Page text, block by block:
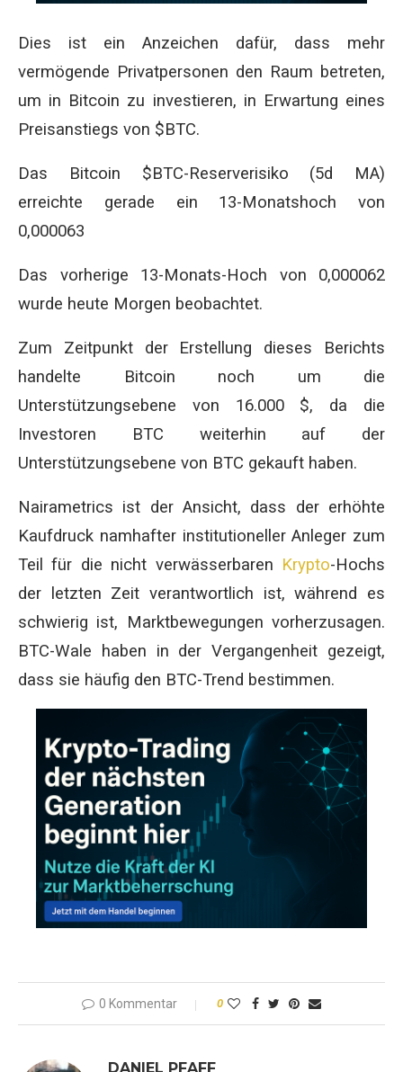
Dies ist ein Anzeichen dafür, dass mehr
vermögende Privatpersonen den Raum betreten,
um in Bitcoin zu investieren, in Erwartung eines
Preisanstiegs von $BTC.
Das Bitcoin $BTC-Reserverisiko (5d MA)
erreichte gerade ein 13-Monatshoch von
0,000063
Das vorherige 13-Monats-Hoch von 0,000062
wurde heute Morgen beobachtet.
Zum Zeitpunkt der Erstellung dieses Berichts
handelte Bitcoin noch um die
Unterstützungsebene von 16.000 $, da die
Investoren BTC weiterhin auf der
Unterstützungsebene von BTC gekauft haben.
Nairametrics ist der Ansicht, dass der erhöhte
Kaufdruck namhafter institutioneller Anleger zum
Teil für die nicht verwässerbaren Krypto-Hochs
der letzten Zeit verantwortlich ist, während es
schwierig ist, Marktbewegungen vorherzusagen.
BTC-Wale haben in der Vergangenheit gezeigt,
dass sie häufig den BTC-Trend bestimmen.
0 Kommentar 0
DANIEL PFAFF